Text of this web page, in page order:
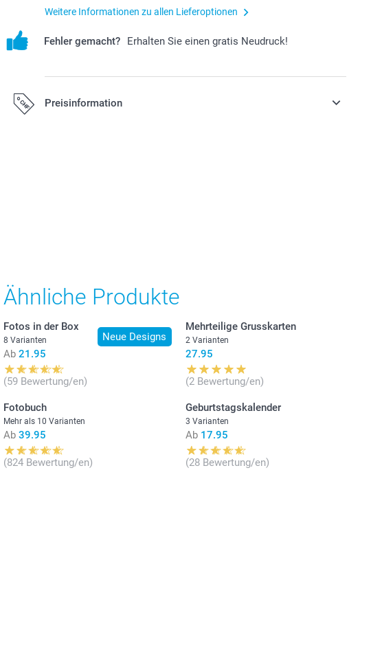
Weitere Informationen zu allen Lieferoptionen
Fehler gemacht? Erhalten Sie einen gratis Neudruck!
Preisinformation
Ähnliche Produkte
Neue Designs
Fotos in der Box
8 Varianten
Ab 21.95
(59 Bewertung/en)
Mehrteilige Grusskarten
2 Varianten
27.95
(2 Bewertung/en)
Fotobuch
Mehr als 10 Varianten
Ab 39.95
(824 Bewertung/en)
Geburtstagskalender
3 Varianten
Ab 17.95
(28 Bewertung/en)